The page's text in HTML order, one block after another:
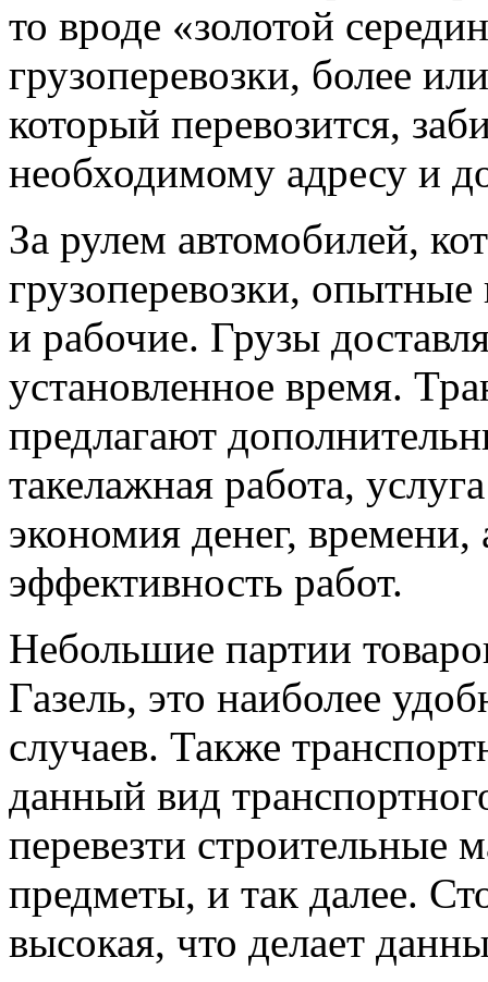
то вроде «золотой
грузоперевозки, более
который перевозится,
необходимому адресу и
За рулем автомобилей,
грузоперевозки,
и рабочие. Грузы
установленное время.
предлагают
такелажная работа,
экономия денег,
эффективность работ.
Небольшие партии
Газель, это наиболее
случаев. Также
данный вид
перевезти строительные
предметы, и так далее.
высокая, что делает